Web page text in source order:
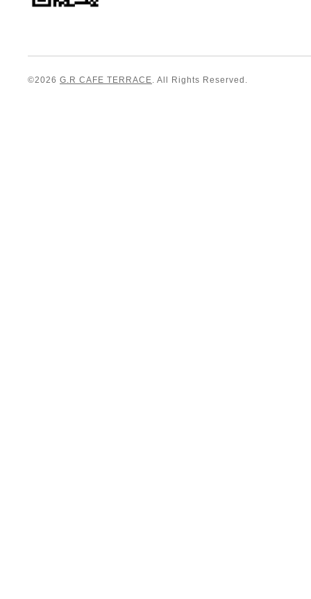
©2026 G.R CAFE TERRACE. All Rights Reserved.